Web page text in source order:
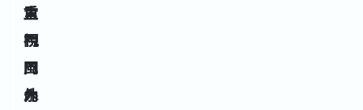
大
門
風
水
重
視
門
內
重
視
門
外